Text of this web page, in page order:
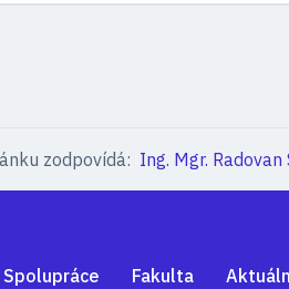
zodpovídá: Ing. Mgr. Radovan
Spolupráce Fakulta